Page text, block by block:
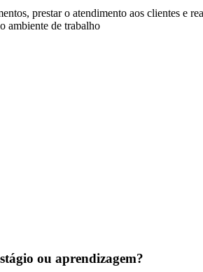
prestar o atendimento aos clientes e
ambiente de trabalho
ou aprendizagem?